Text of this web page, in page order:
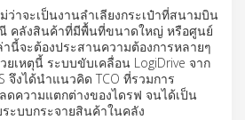
าจะเป็นงานลำเลียงกระเป๋าที่สนามบิน
คลังสินค้าที่มีพื้นที่ขนาดใหญ่ หรือศูนย์
นี้จะต้องประสานความต้องการหลายๆ
เหตุนี้ ระบบขับเคลื่อน LogiDrive จาก
จึงได้นำแนวคิด TCO ที่รวมการ
ดความแตกต่างของไดรฟ จนได้เป็น
ะบบกระจายสินค้าในคลัง